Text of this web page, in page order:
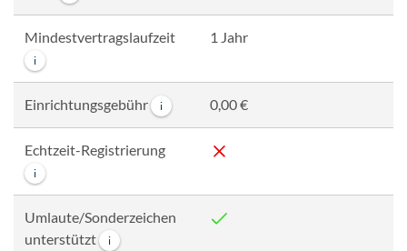
Mindestvertragslaufzeit
i
1 Jahr
Einrichtungsgebühr i 0,00 €
Echtzeit-Registrierung
i
Umlaute/Sonderzeichen
unterstützt
i